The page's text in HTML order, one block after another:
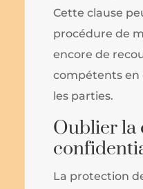
Cette clause
procédure de
encore de
compétents en
les parties.
Oublier la
La protection